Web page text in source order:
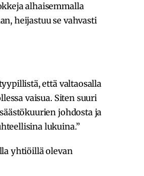
alhaisemmalla
heijastuu se vahvasti
että valtaosalla
vaisua. Siten suuri
johdosta ja
lukuina.”
yhtiöillä olevan